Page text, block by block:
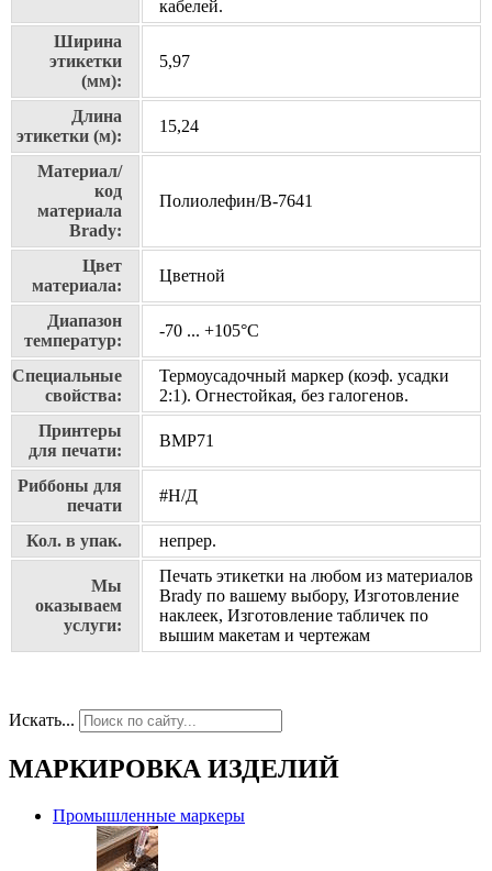
кабелей.
Ширина
этикетки
(мм):
5,97
Длина
этикетки (м):
15,24
Материал/
код
материала
Brady:
Полиолефин/В-7641
Цвет
материала:
Цветной
Диапазон
температур:
-70 ... +105°С
Специальные
свойства:
Термоусадочный маркер (коэф. усадки
2:1). Огнестойкая, без галогенов.
Принтеры
для печати:
BMP71
Риббоны для
печати
#Н/Д
Кол. в упак. непрер.
Мы
оказываем
услуги:
Печать этикетки на любом из материалов
Brady по вашему выбору, Изготовление
наклеек, Изготовление табличек по
вышим макетам и чертежам
Искать...
МАРКИРОВКА ИЗДЕЛИЙ
Промышленные маркеры